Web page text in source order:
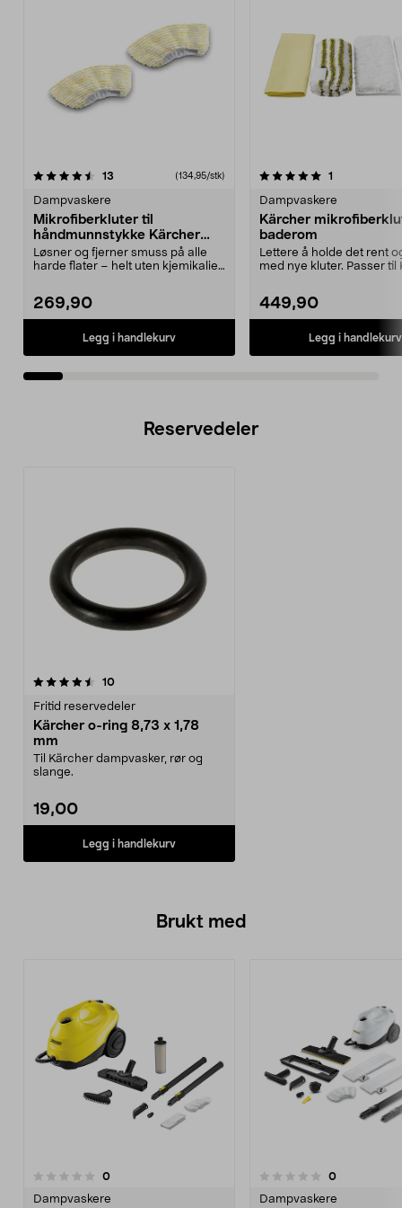
13 anmeldelser(134,95/stk)
Dampvaskere
Mikrofiberkluter til
håndmunnstykke Kärcher
dampvasker, 2-pakning
Løsner og fjerner smuss på alle
harde flater – helt uten kjemikalier.
269,90
Legg i handlekurv
5.0av 5 stjerner 1
Dampvaskere
Kärcher
baderom
Lettere å holde det rent
med nye kluter. Passer til
449,90
Legg i handlekurv
3.5av 5 stjerner
Reservedeler
10anmeldelser
Fritid reservedeler
Kärcher o-ring 8,73 x 1,78
mm
Til Kärcher dampvasker, rør og
slange.
19,00
Legg i handlekurv
Brukt med
0anmeldelser
Dampvaskere
0.0 av 5 stjerner 0anmeldelser
Dampvaskere
0.0 av 5 stjerner